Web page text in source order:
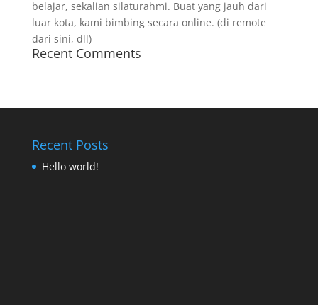
belajar, sekalian silaturahmi. Buat yang jauh dari
luar kota, kami bimbing secara online. (di remote
dari sini, dll)
Recent Comments
Recent Posts
Hello world!